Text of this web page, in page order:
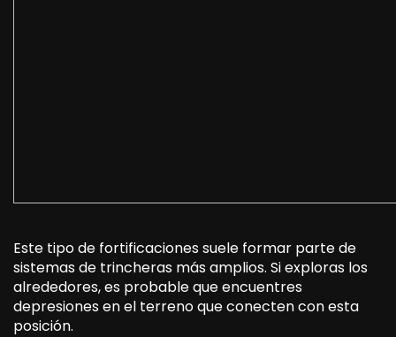
Este tipo de fortificaciones suele formar parte de
sistemas de trincheras más amplios. Si exploras los
alrededores, es probable que encuentres
depresiones en el terreno que conecten con esta
posición.